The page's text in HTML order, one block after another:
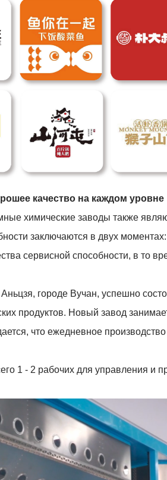
качество на каждом уровне
химические заводы также
заключаются в двух
сервисной способности, в то
городе Вучан, успешно
продуктов. Новый завод
что ежедневное
1 - 2 рабочих для управления и